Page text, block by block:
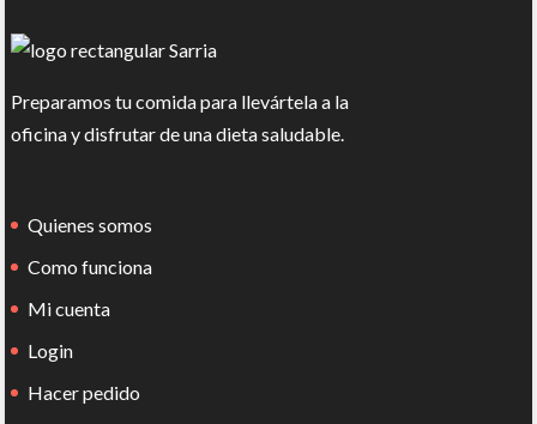
Preparamos tu comida para llevártela a la
oficina y disfrutar de una dieta saludable.
Quienes somos
Como funciona
Mi cuenta
Login
Hacer pedido